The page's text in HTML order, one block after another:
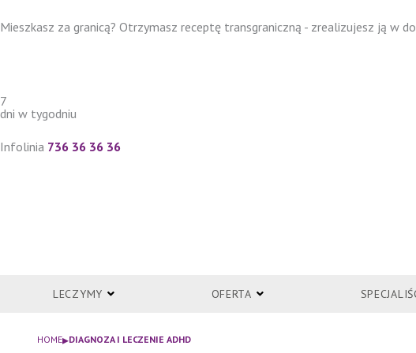
do
Mieszkasz za granicą? Otrzymasz receptę transgraniczną - zrealizujesz ją w
7
dni w tygodniu
Infolinia 736 36 36 36
LECZYMY OFERTA
HOME▸DIAGNOZA I LECZENIE ADHD